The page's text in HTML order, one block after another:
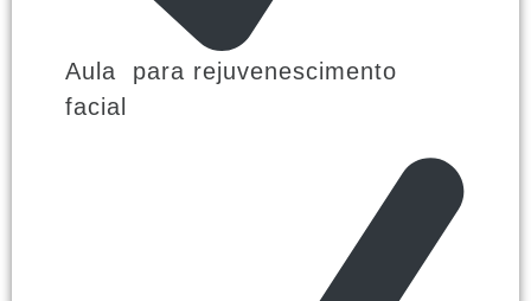
Aula para rejuvenescimento
facial